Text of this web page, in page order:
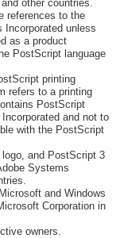
other countries.
references to the
Incorporated unless
as a product
PostScript language
printing
refers to a printing
PostScript
and not to
with the PostScript
and PostScript 3
Systems
and Windows
Corporation in
owners.